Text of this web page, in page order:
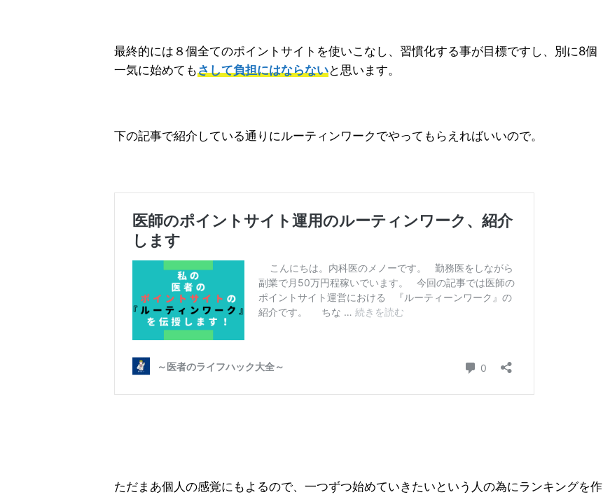
最終的には８個全てのポイントサイトを使いこなし、習慣化する事が目標ですし、別に8個
一気に始めてもさして負担にはならないと思います。
下の記事で紹介している通りにルーティンワークでやってもらえればいいので。
ただまあ個人の感覚にもよるので、一つずつ始めていきたいという人の為にランキングを作